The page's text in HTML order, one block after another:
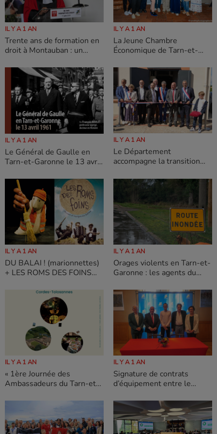
IL Y A 1 AN
Trente ans de formation en
droit à Montauban : un
de la réussite collective
IL Y A 1 AN
La Jeune Chambre
Économique de Tarn-et-
territoire pour sauver des
vies : une journée de
formation plébiscitée par le
public et les institutions
IL Y A 1 AN
Le Général de Gaulle en
Tarn-et-Garonne le 13 avril
IL Y A 1 AN
Le Département
accompagne la transition
modernisation de Saint-
Nauphary
IL Y A 1 AN
DU BALAI ! (marionnettes)
+ LES ROMS DES FOINS
IL Y A 1 AN
Orages violents en Tarn-et-
Garonne : les agents du
d’oeuvre sur tout le
territoire
IL Y A 1 AN
« 1ère Journée des
Ambassadeurs du Tarn-et-
Belleperche le samedi 24
Mai
IL Y A 1 AN
Signature de contrats
d’équipement entre le
communes de Bioule,
Bressols et Caumont